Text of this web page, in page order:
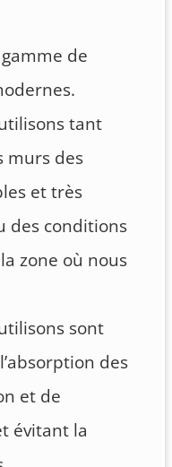
de
tant
murs des
et très
des conditions
zone où nous
sont
des
et de
évitant la